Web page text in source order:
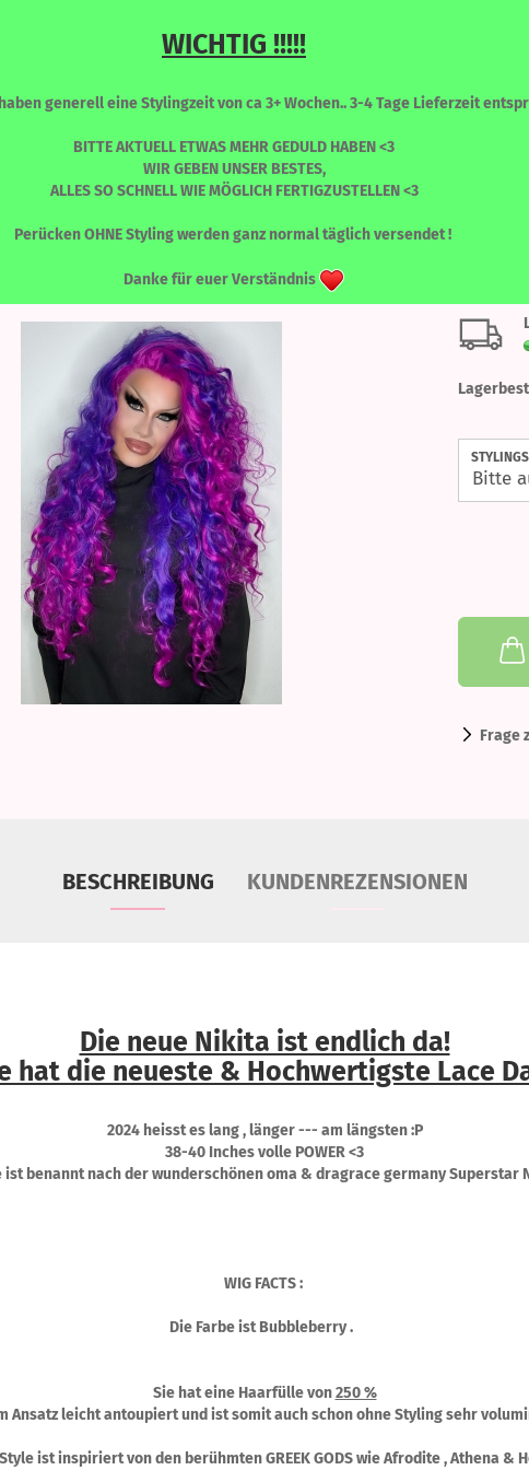
E-Mail
Passwort
WICHTIG !!!!!
generell eine Stylingzeit von ca 3+ Wochen.. 3-4 Tage Lieferzeit
BITTE AKTUELL ETWAS MEHR GEDULD HABEN <3
WIR GEBEN UNSER BESTES,
ALLES SO SCHNELL WIE MÖGLICH FERTIGZUSTELLEN <3
Perücken OHNE Styling werden ganz normal täglich versendet !
Danke für euer Verständnis
PERÜCKEN PERÜCKEN - FARBLICH SORTIERT WIMPERN
Frage
BESCHREIBUNG KUNDENREZENSIONEN
Die neue Nikita ist endlich da!
hat die neueste & Hochwertigste Lace
2024 heisst es lang , länger --- am längsten :P
38-40 Inches volle POWER <3
ist benannt nach der wunderschönen oma & dragrace germany Superstar
WIG FACTS :
Die Farbe ist Bubbleberry .
Sie hat eine Haarfülle von250 %
Ansatz leicht antoupiert und ist somit auch schon ohne Styling sehr
ist inspiriert von den berühmten GREEK GODS wie Afrodite , Athena &